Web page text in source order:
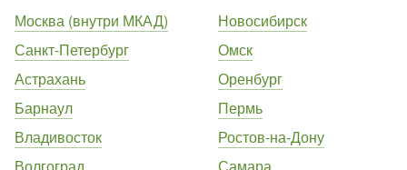
Москва (внутри МКАД)
Санкт-Петербург
Астрахань
Барнаул
Владивосток
Новосибирск
Омск
Оренбург
Пермь
Ростов-на-Дону